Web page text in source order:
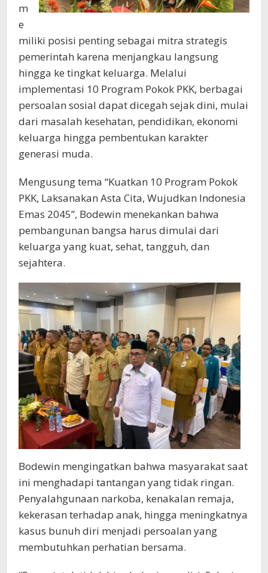
m
e
miliki posisi penting sebagai mitra strategis
pemerintah karena menjangkau langsung
hingga ke tingkat keluarga. Melalui
implementasi 10 Program Pokok PKK, berbagai
persoalan sosial dapat dicegah sejak dini, mulai
dari masalah kesehatan, pendidikan, ekonomi
keluarga hingga pembentukan karakter
generasi muda.
Mengusung tema “Kuatkan 10 Program Pokok
PKK, Laksanakan Asta Cita, Wujudkan Indonesia
Emas 2045”, Bodewin menekankan bahwa
pembangunan bangsa harus dimulai dari
keluarga yang kuat, sehat, tangguh, dan
sejahtera.
Bodewin mengingatkan bahwa masyarakat saat
ini menghadapi tantangan yang tidak ringan.
Penyalahgunaan narkoba, kenakalan remaja,
kekerasan terhadap anak, hingga meningkatnya
kasus bunuh diri menjadi persoalan yang
membutuhkan perhatian bersama.